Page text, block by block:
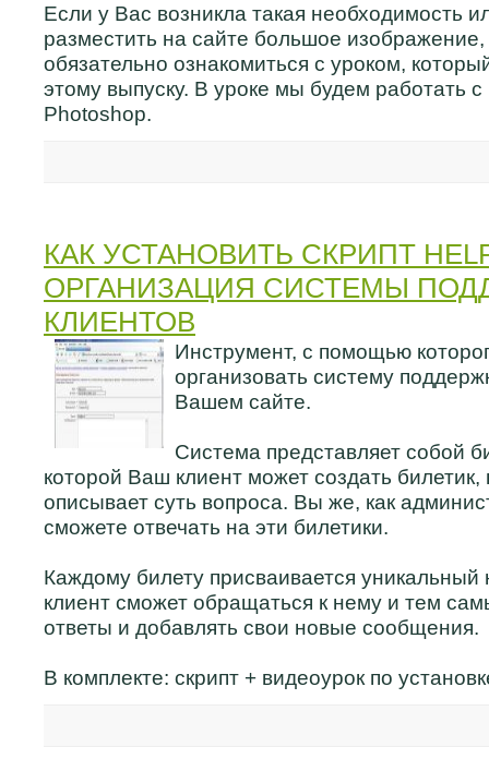
Если у Вас возникла такая необходимость
разместить на сайте большое
обязательно ознакомиться с уроком,
этому выпуску. В уроке мы будем работать
Photoshop.
КАК УСТАНОВИТЬ СКРИПТ
ОРГАНИЗАЦИЯ СИСТЕМЫ
КЛИЕНТОВ
Инструмент, с помощью
организовать систему
Вашем сайте.
Система представляет собой
которой Ваш клиент может создать билетик,
описывает суть вопроса. Вы же, как
сможете отвечать на эти билетики.
Каждому билету присваивается
клиент сможет обращаться к нему и тем
ответы и добавлять свои новые сообщения.
В комплекте: скрипт + видеоурок по